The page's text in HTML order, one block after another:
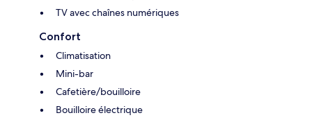
TV avec chaînes numériques
Confort
Climatisation
Mini-bar
Cafetière/bouilloire
Bouilloire électrique